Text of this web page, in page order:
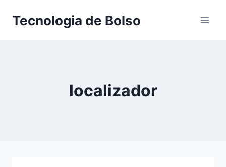
Tecnologia de Bolso
localizador